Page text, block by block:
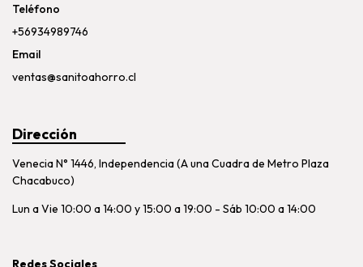
Teléfono
+56934989746
Email
ventas@sanitoahorro.cl
Dirección
Venecia N° 1446, Independencia (A una Cuadra de Metro Plaza
Chacabuco)
Lun a Vie 10:00 a 14:00 y 15:00 a 19:00 - Sáb 10:00 a 14:00
Redes Sociales